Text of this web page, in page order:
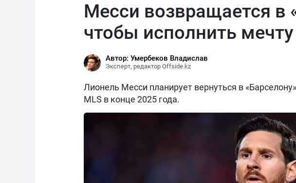
Месси возвращается в
чтобы исполнить мечту
Автор: Умербеков Владислав
Эксперт, редактор Offside.kz
Лионель Месси планирует вернуться в
MLS в конце 2025 года.